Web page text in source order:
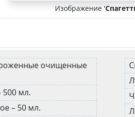
Изображение '
очищенные
500 мл.
– 50 мл.